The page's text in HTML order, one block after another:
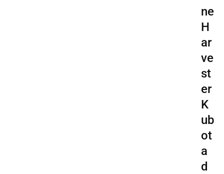
ne
H
ar
ve
st
er
K
ub
ot
a
d